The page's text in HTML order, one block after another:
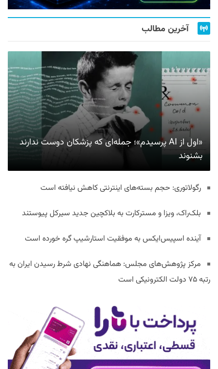
آخرین مطالب
«اول از AI پرسیدم»؛ جمله‌ای که پزشکان دوست ندارند
بشنوند
رگولاتوری: حجم بسته‌های اینترنتی کاهش نیافته است
بلک‌راک، ویزا و مسترکارت به بلاکچین جدید سیرکل پیوستند
آینده اسپیس‌ایکس به موفقیت استارشیپ گره خورده است
مرکز پژوهش‌های مجلس: هماهنگی نهادی شرط رسیدن ایران به
رتبه ۷۵ دولت الکترونیکی است